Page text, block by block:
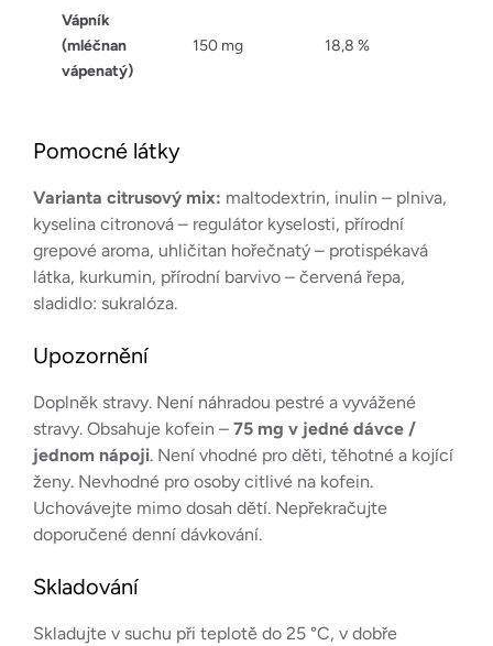
Vápník
(mléčnan
vápenatý)
150 mg 18,8 %
Pomocné látky
Varianta citrusový mix: maltodextrin, inulin – plniva,
kyselina citronová – regulátor kyselosti, přírodní
grepové aroma, uhličitan hořečnatý – protispékavá
látka, kurkumin, přírodní barvivo – červená řepa,
sladidlo: sukralóza.
Upozornění
Doplněk stravy. Není náhradou pestré a vyvážené
stravy. Obsahuje kofein – 75 mg v jedné dávce /
jednom nápoji. Není vhodné pro děti, těhotné a kojící
ženy. Nevhodné pro osoby citlivé na kofein.
Uchovávejte mimo dosah dětí. Nepřekračujte
doporučené denní dávkování.
Skladování
Skladujte v suchu při teplotě do 25 °C, v dobře